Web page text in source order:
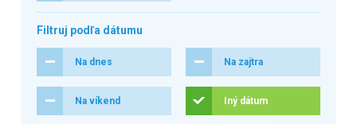
Filtruj podľa dátumu
Na dnes Na zajtra
Na víkend Iný dátum